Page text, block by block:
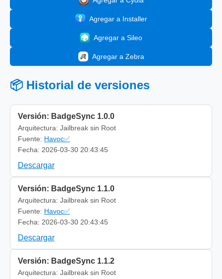
Agregar a Installer
Agregar a Sileo
Agregar a Zebra
📦 Historial de versiones
Versión: BadgeSync 1.0.0
Arquitectura: Jailbreak sin Root
Fuente: Havoc✅
Fecha: 2026-03-30 20:43:45
Descargar
Versión: BadgeSync 1.1.0
Arquitectura: Jailbreak sin Root
Fuente: Havoc✅
Fecha: 2026-03-30 20:43:45
Descargar
Versión: BadgeSync 1.1.2
Arquitectura: Jailbreak sin Root